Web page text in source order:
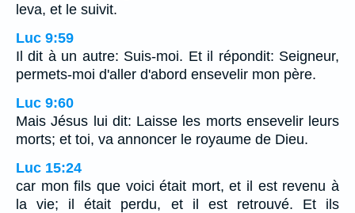
leva, et le suivit.
Luc 9:59
Il dit à un autre: Suis-moi. Et il répondit: Seigneur,
permets-moi d'aller d'abord ensevelir mon père.
Luc 9:60
Mais Jésus lui dit: Laisse les morts ensevelir leurs
morts; et toi, va annoncer le royaume de Dieu.
Luc 15:24
car mon fils que voici était mort, et il est revenu à
la vie; il était perdu, et il est retrouvé. Et ils